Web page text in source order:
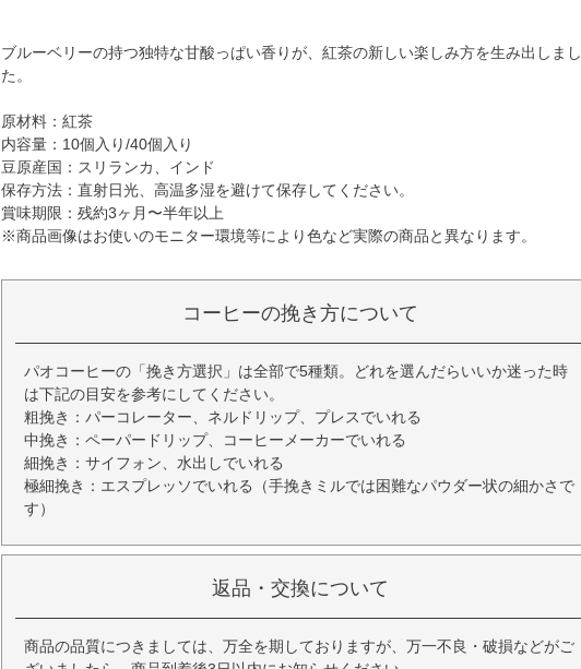
ブルーベリーの持つ独特な甘酸っぱい香りが、紅茶の新しい楽しみ方を生み出しまし
た。
原材料：紅茶
内容量：10個入り/40個入り
豆原産国：スリランカ、インド
保存方法：直射日光、高温多湿を避けて保存してください。
賞味期限：残約3ヶ月〜半年以上
※商品画像はお使いのモニター環境等により色など実際の商品と異なります。
コーヒーの挽き方について
パオコーヒーの「挽き方選択」は全部で5種類。どれを選んだらいいか迷った時
は下記の目安を参考にしてください。
粗挽き：パーコレーター、ネルドリップ、プレスでいれる
中挽き：ペーパードリップ、コーヒーメーカーでいれる
細挽き：サイフォン、水出しでいれる
極細挽き：エスプレッソでいれる（手挽きミルでは困難なパウダー状の細かさで
す）
返品・交換について
商品の品質につきましては、万全を期しておりますが、万一不良・破損などがご